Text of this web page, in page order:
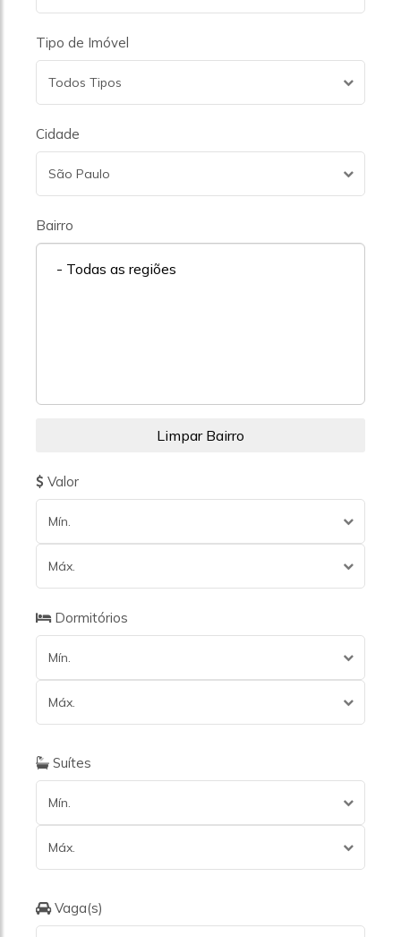
Tipo de Imóvel
Todos Tipos
Cidade
São Paulo
Bairro
- Todas as regiões
Valor
Mín.
Máx.
Dormitórios
Mín.
Máx.
Suítes
Mín.
Máx.
Vaga(s)